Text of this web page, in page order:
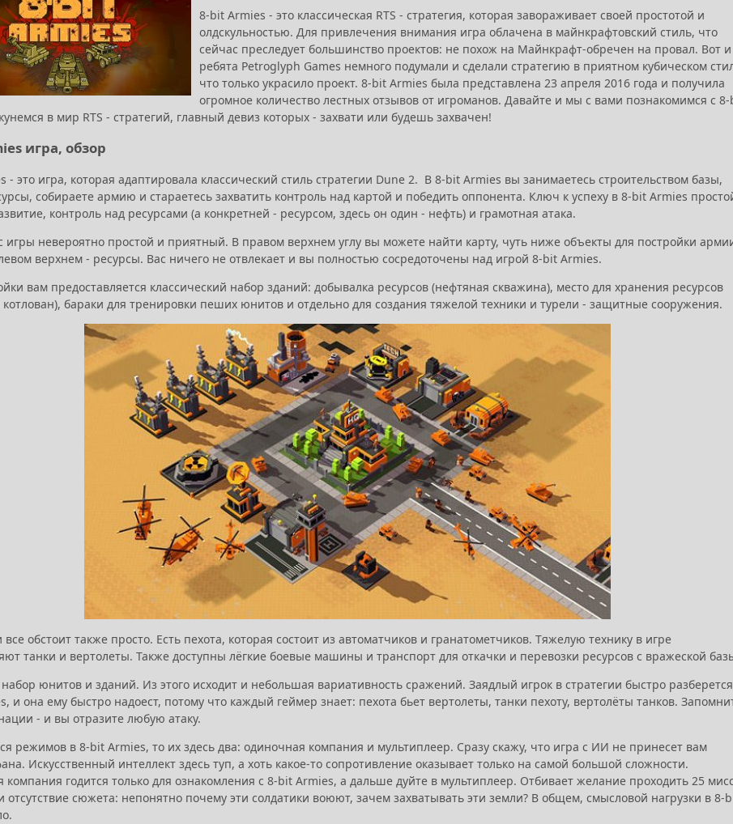
8-bit Armies - это классическая RTS - стратегия, которая завораживает своей простотой и
олдскульностью. Для привлечения внимания игра облачена в майнкрафтовский стиль, что
сейчас преследует большинство проектов: не похож на Майнкрафт-обречен на провал. Вот и
ребята Petroglyph Games немного подумали и сделали стратегию в приятном кубическом
что только украсило проект. 8-bit Armies была представлена 23 апреля 2016 года и получила
огромное количество лестных отзывов от игроманов. Давайте и мы с вами познакомимся с
в мир RTS - стратегий, главный девиз которых - захвати или будешь захвачен!
игра, обзор
- это игра, которая адаптировала классический стиль стратегии Dune 2. В 8-bit Armies вы занимаетесь строительством базы,
собираете армию и стараетесь захватить контроль над картой и победить оппонента. Ключ к успеху в 8-bit Armies
контроль над ресурсами (а конкретней - ресурсом, здесь он один - нефть) и грамотная атака.
игры невероятно простой и приятный. В правом верхнем углу вы можете найти карту, чуть ниже объекты для постройки
верхнем - ресурсы. Вас ничего не отвлекает и вы полностью сосредоточены над игрой 8-bit Armies.
вам предоставляется классический набор зданий: добывалка ресурсов (нефтяная скважина), место для хранения ресурсов
бараки для тренировки пеших юнитов и отдельно для создания тяжелой техники и турели - защитные сооружения.
обстоит также просто. Есть пехота, которая состоит из автоматчиков и гранатометчиков. Тяжелую технику в игре
танки и вертолеты. Также доступны лёгкие боевые машины и транспорт для откачки и перевозки ресурсов с вражеской
юнитов и зданий. Из этого исходит и небольшая вариативность сражений. Заядлый игрок в стратегии быстро
и она ему быстро надоест, потому что каждый геймер знает: пехота бьет вертолеты, танки пехоту, вертолёты танков.
- и вы отразите любую атаку.
режимов в 8-bit Armies, то их здесь два: одиночная компания и мультиплеер. Сразу скажу, что игра с ИИ не принесет вам
Искусственный интеллект здесь туп, а хоть какое-то сопротивление оказывает только на самой большой сложности.
компания годится только для ознакомления с 8-bit Armies, а дальше дуйте в мультиплеер. Отбивает желание проходить 25
отсутствие сюжета: непонятно почему эти солдатики воюют, зачем захватывать эти земли? В общем, смысловой нагрузки в 8-